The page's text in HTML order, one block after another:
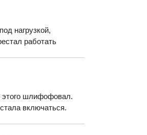
нагрузкой,
работать
этого шлифофовал.
включаться.